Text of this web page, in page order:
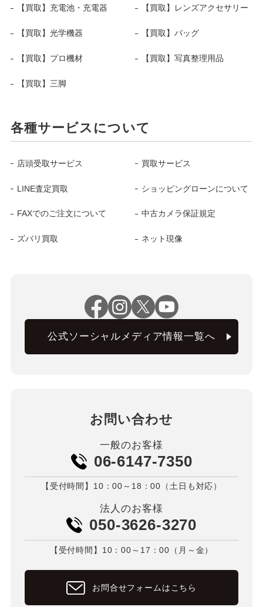
【買取】充電池・充電器 【買取】レンズアクセサリー
【買取】光学機器 【買取】バッグ
【買取】プロ機材 【買取】写真整理用品
【買取】三脚
各種サービスについて
店頭受取サービス 買取サービス
LINE査定買取 ショッピングローンについて
FAXでのご注文について 中古カメラ保証規定
ズバリ買取 ネット現像
公式ソーシャルメディア情報一覧へ
お問い合わせ
一般のお客様
06-6147-7350
【受付時間】10：00～18：00（土日も対応）
法人のお客様
050-3626-3270
【受付時間】10：00～17：00（月～金）
お問合せフォームはこちら